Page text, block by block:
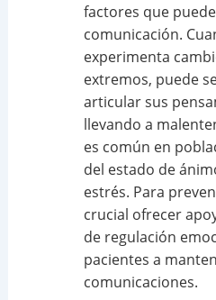
factores que
comunicación.
experimenta
extremos, puede
articular sus
llevando a
es común en
del estado de
estrés. Para
crucial ofrecer
de regulación
pacientes a
comunicaciones.